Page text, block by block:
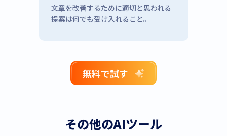
文章を改善するために適切と思われる
提案は何でも受け入れること。
無料で試す
その他のAIツール